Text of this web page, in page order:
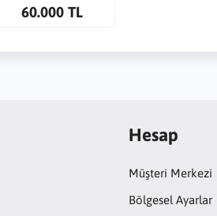
V9P4T0BW
60.000 TL
Hesap
Müşteri Merkezi
Bölgesel Ayarlar